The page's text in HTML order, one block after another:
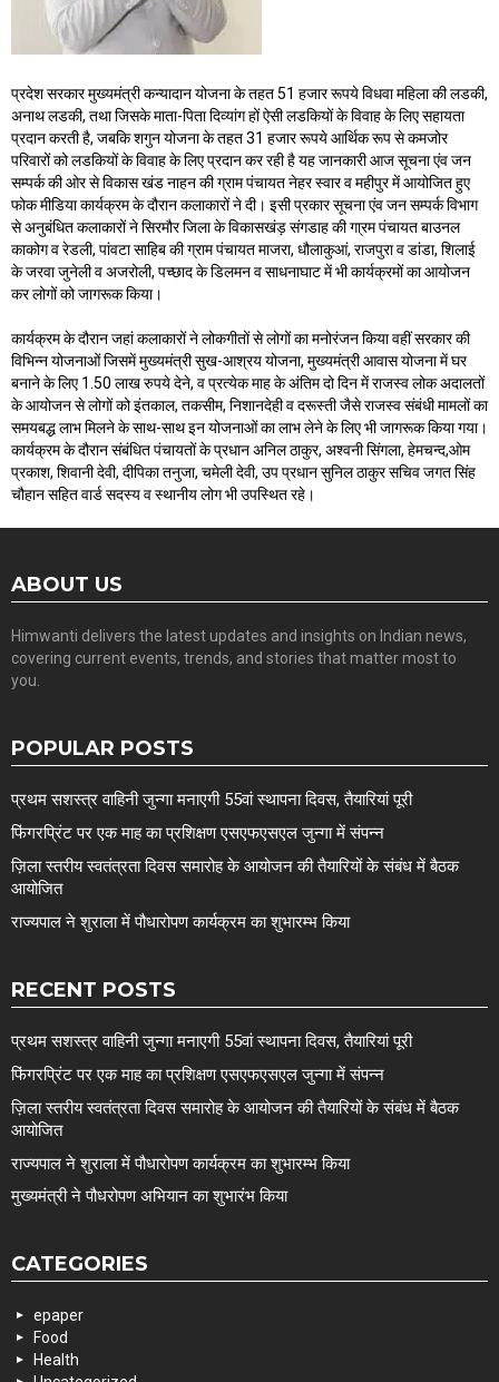
प्रदेश सरकार मुख्यमंत्री कन्यादान योजना के तहत 51 हजार रूपये विधवा महिला की लडकी,
अनाथ लडकी, तथा जिसके माता-पिता दिव्यांग हों ऐसी लडकियों के विवाह के लिए सहायता
प्रदान करती है, जबकि शगुन योजना के तहत 31 हजार रूपये आर्थिक रूप से कमजोर
परिवारों को लडकियों के विवाह के लिए प्रदान कर रही है यह जानकारी आज सूचना एंव जन
सम्पर्क की ओर से विकास खंड नाहन की ग्राम पंचायत नेहर स्वार व महीपुर में आयोजित हुए
फोक मीडिया कार्यक्रम के दौरान कलाकारों ने दी। इसी प्रकार सूचना एंव जन सम्पर्क विभाग
से अनुबंधित कलाकारों ने सिरमौर जिला के विकासखंड़ संगडाह की गा्रम पंचायत बाउनल
काकोग व रेडली, पांवटा साहिब की ग्राम पंचायत माजरा, धौलाकुआं, राजपुरा व डांडा, शिलाई
के जरवा जुनेली व अजरोली, पच्छाद के डिलमन व साधनाघाट में भी कार्यक्रमों का आयोजन
कर लोगों को जागरूक किया।
कार्यक्रम के दौरान जहां कलाकारों ने लोकगीतों से लोगों का मनोरंजन किया वहीं सरकार की
विभिन्न योजनाओं जिसमें मुख्यमंत्री सुख-आश्रय योजना, मुख्यमंत्री आवास योजना में घर
बनाने के लिए 1.50 लाख रुपये देने, व प्रत्येक माह के अंतिम दो दिन में राजस्व लोक अदालतों
के आयोजन से लोगों को इंतकाल, तकसीम, निशानदेही व दरूस्ती जैसे राजस्व संबंधी मामलों का
समयबद्ध लाभ मिलने के साथ-साथ इन योजनाओं का लाभ लेने के लिए भी जागरूक किया गया।
कार्यक्रम के दौरान संबंधित पंचायतों के प्रधान अनिल ठाकुर, अश्वनी सिंगला, हेमचन्द,ओम
प्रकाश, शिवानी देवी, दीपिका तनुजा, चमेली देवी, उप प्रधान सुनिल ठाकुर सचिव जगत सिंह
चौहान सहित वार्ड सदस्य व स्थानीय लोग भी उपस्थित रहे।
ABOUT US
Himwanti delivers the latest updates and insights on Indian news,
covering current events, trends, and stories that matter most to
you.
POPULAR POSTS
प्रथम सशस्त्र वाहिनी जुन्गा मनाएगी 55वां स्थापना दिवस, तैयारियां पूरी
फिंगरप्रिंट पर एक माह का प्रशिक्षण एसएफएसएल जुन्गा में संपन्न
ज़िला स्तरीय स्वतंत्रता दिवस समारोह के आयोजन की तैयारियों के संबंध में बैठक
आयोजित
राज्यपाल ने शुराला में पौधारोपण कार्यक्रम का शुभारम्भ किया
RECENT POSTS
प्रथम सशस्त्र वाहिनी जुन्गा मनाएगी 55वां स्थापना दिवस, तैयारियां पूरी
फिंगरप्रिंट पर एक माह का प्रशिक्षण एसएफएसएल जुन्गा में संपन्न
ज़िला स्तरीय स्वतंत्रता दिवस समारोह के आयोजन की तैयारियों के संबंध में बैठक
आयोजित
राज्यपाल ने शुराला में पौधारोपण कार्यक्रम का शुभारम्भ किया
मुख्यमंत्री ने पौधरोपण अभियान का शुभारंभ किया
CATEGORIES
epaper
Food
Health